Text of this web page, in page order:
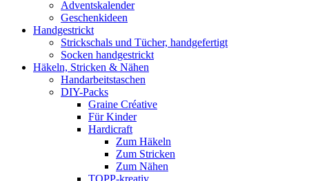
Adventskalender
Geschenkideen
Handgestrickt
Strickschals und Tücher, handgefertigt
Socken handgestrickt
Häkeln, Stricken & Nähen
Handarbeitstaschen
DIY-Packs
Graine Créative
Für Kinder
Hardicraft
Zum Häkeln
Zum Stricken
Zum Nähen
TOPP-kreativ